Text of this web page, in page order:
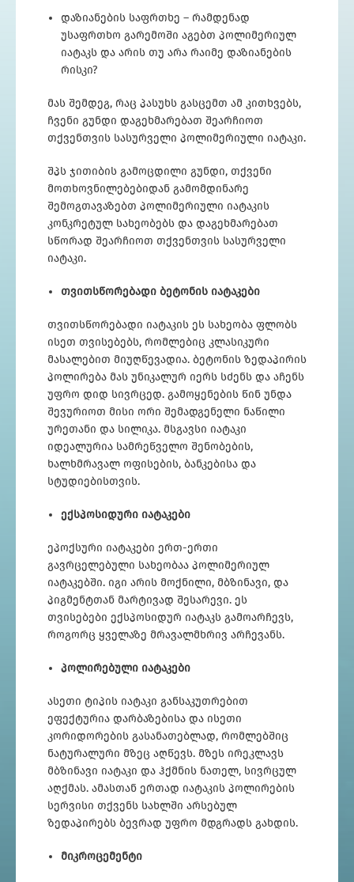
დაზიანების საფრთხე – რამდენად
უსაფრთხო გარემოში აგებთ პოლიმერიულ
იატაკს და არის თუ არა რაიმე დაზიანების
რისკი?
მას შემდეგ, რაც პასუხს გასცემთ ამ კითხვებს,
ჩვენი გუნდი დაგეხმარებათ შეარჩიოთ
თქვენთვის სასურველი პოლიმერიული იატაკი.
შპს ჯითიბის გამოცდილი გუნდი, თქვენი
მოთხოვნილებებიდან გამომდინარე
შემოგთავაზებთ პოლიმერიული იატაკის
კონკრეტულ სახეობებს და დაგეხმარებათ
სწორად შეარჩიოთ თქვენთვის სასურველი
იატაკი.
თვითსწორებადი ბეტონის იატაკები
თვითსწორებადი იატაკის ეს სახეობა ფლობს
ისეთ თვისებებს, რომლებიც კლასიკური
მასალებით მიუღწევადია. ბეტონის ზედაპირის
პოლირება მას უნიკალურ იერს სძენს და აჩენს
უფრო დიდ სივრცედ. გამოყენების წინ უნდა
შევურიოთ მისი ორი შემადგენელი ნაწილი
ურეთანი და სილიკა. მსგავსი იატაკი
იდეალურია სამრეწველო შენობების,
ხალხმრავალ ოფისების, ბანკებისა და
სტუდიებისთვის.
ექსპოსიდური იატაკები
ეპოქსური იატაკები ერთ-ერთი
გავრცელებული სახეობაა პოლიმერიულ
იატაკებში. იგი არის მოქნილი, მბზინავი, და
პიგმენტთან მარტივად შესარევი. ეს
თვისებები ექსპოსიდურ იატაკს გამოარჩევს,
როგორც ყველაზე მრავალმხრივ არჩევანს.
პოლირებული იატაკები
ასეთი ტიპის იატაკი განსაკუთრებით
ეფექტურია დარბაზებისა და ისეთი
კორიდორების გასანათებლად, რომლებშიც
ნატურალური მზეც აღწევს. მზეს ირეკლავს
მბზინავი იატაკი და ჰქმნის ნათელ, სივრცულ
აღქმას. ამასთან ერთად იატაკის პოლირების
სერვისი თქვენს სახლში არსებულ
ზედაპირებს ბევრად უფრო მდგრადს გახდის.
მიკროცემენტი